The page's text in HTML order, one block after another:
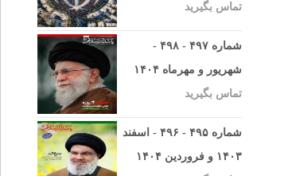
تماس بگیرید
شماره ۴۹۷ - ۴۹۸ -
شهریور و مهرماه ۱۴۰۴
تماس بگیرید
شماره ۴۹۵ - ۴۹۶ - اسفند
۱۴۰۳ و فروردین ۱۴۰۴